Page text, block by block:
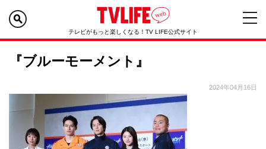
テレビがもっと楽しくなる！TV LIFE公式サイト
『ブルーモーメント』
2024年04月16日